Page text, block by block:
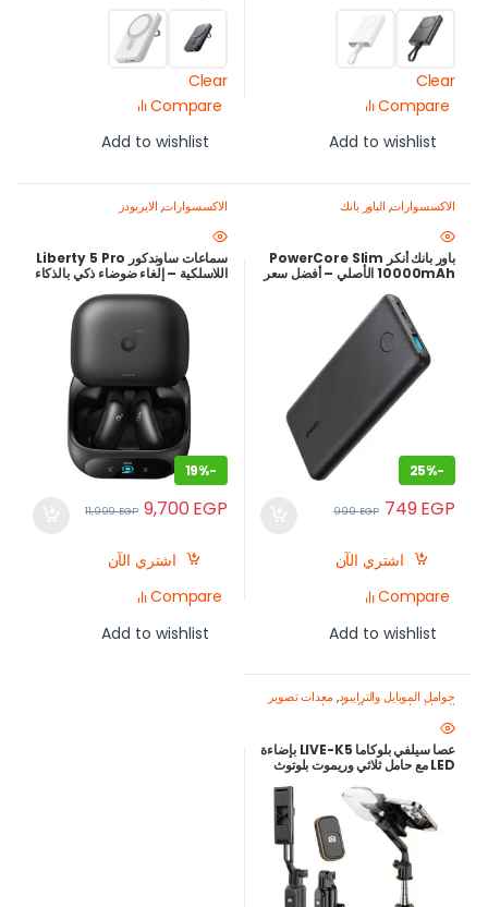
Clear
Compare
Add to wishlist
Clear
Compare
Add to wishlist
الاكسسوارات, الباور بانك
باور بانك أنكر PowerCore Slim
10000mAh الأصلي – أفضل سعر
-
25%
749EGP
999EGP
اشتري الآن
Compare
Add to wishlist
الاكسسوارات, الايربودز
سماعات ساوندكور Liberty 5 Pro
اللاسلكية – إلغاء ضوضاء ذكي بالذكاء
-
19%
9,700EGP
11,999EGP
اشتري الآن
Compare
Add to wishlist
حوامل الموبايل والترايبود, معدات تصوير
الموبايل-اصنع محتواك باحتراف
عصا سيلفي بلوكاما LIVE-K5 بإضاءة
LED مع حامل ثلاثي وريموت بلوتوث